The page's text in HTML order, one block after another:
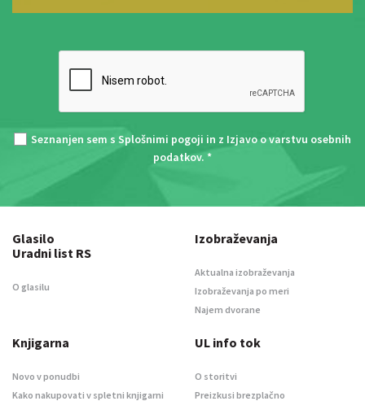
Seznanjen sem s Splošnimi pogoji in z Izjavo o varstvu osebnih
podatkov. *
Glasilo
Uradni list RS
O glasilu
Izobraževanja
Aktualna izobraževanja
Izobraževanja po meri
Najem dvorane
Knjigarna
Novo v ponudbi
Kako nakupovati v spletni knjigarni
UL info tok
O storitvi
Preizkusi brezplačno